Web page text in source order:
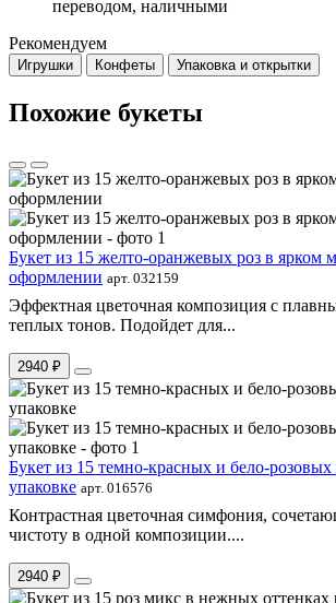
переводом, наличными
Рекомендуем
Игрушки Конфеты Упаковка и открытки
Похожие букеты
Букет из 15 желто-оранжевых роз в ярком
оформлении арт. 032159
Эффектная цветочная композиция с
теплых тонов. Подойдет для...
2940 ₽
Букет из 15 темно-красных и бело-розовых
упаковке арт. 016576
Контрастная цветочная симфония,
чистоту в одной композиции....
2940 ₽